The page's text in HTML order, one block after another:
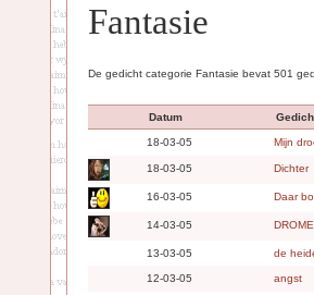
Fantasie
De gedicht categorie Fantasie bevat 501
Datum
18-03-05 Mijn
18-03-05 Dichter
16-03-05 Daar
14-03-05
13-03-05 de
12-03-05 angst